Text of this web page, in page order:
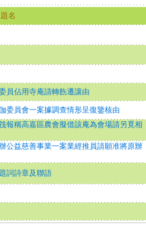
題名
員佔用寺庵請轉飭遷讓由
委員會一案據調查情形呈復鑒核由
報稱高嘉區農會擬借該庵為會場請另覓相
公益慈善事業一案業經推員請願准將原辦
詞詩章及聯語